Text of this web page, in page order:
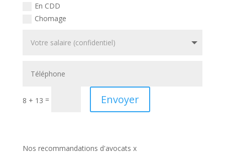
En CDD
Chomage
8 + 13 = Envoyer
Nos recommandations d'avocats x